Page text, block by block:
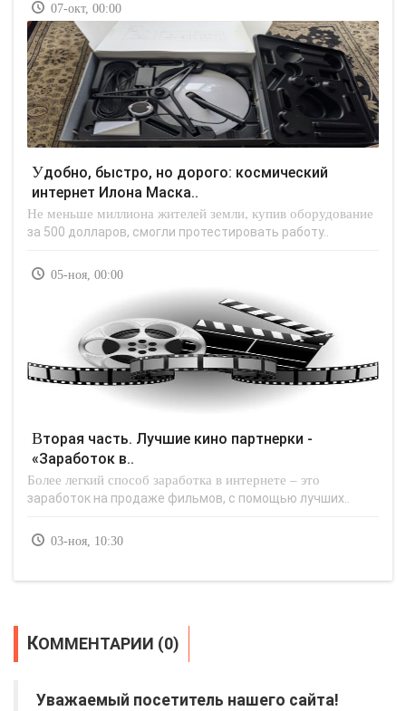
07-окт, 00:00
Удобно, быстро, но дорого: космический
интернет Илона Маска..
Не меньше миллиона жителей земли, купив оборудование
за 500 долларов, смогли протестировать работу..
05-ноя, 00:00
Вторая часть. Лучшие кино партнерки -
«Заработок в..
Более легкий способ заработка в интернете – это
заработок на продаже фильмов, с помощью лучших..
03-ноя, 10:30
КОММЕНТАРИИ (0)
Уважаемый посетитель нашего сайта!